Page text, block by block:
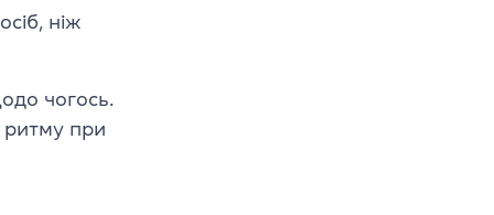
ніж
чогось.
ритму при